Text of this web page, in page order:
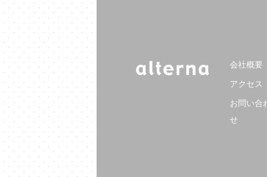
会社概要
アクセス
お問い合
せ